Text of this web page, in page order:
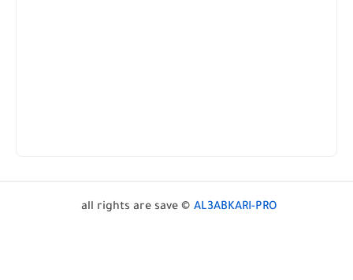
all rights are save © AL3ABKARI-PRO